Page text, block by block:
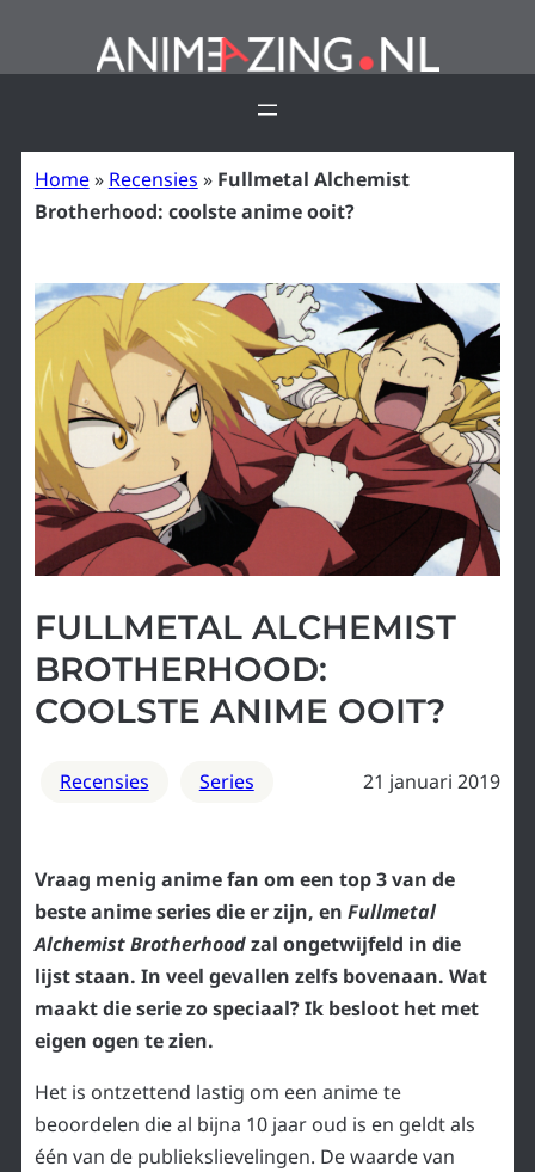
Home» Recensies » Fullmetal Alchemist
Brotherhood: coolste anime ooit?
FULLMETAL ALCHEMIST
BROTHERHOOD:
COOLSTE ANIME OOIT?
Recensies Series 21 januari 2019
Vraag menig anime fan om een top 3 van de
beste anime series die er zijn, en Fullmetal
Alchemist Brotherhoodzal ongetwijfeld in die
lijst staan. In veel gevallen zelfs bovenaan. Wat
maakt die serie zo speciaal? Ik besloot het met
eigen ogen te zien.
Het is ontzettend lastig om een anime te
beoordelen die al bijna 10 jaar oud is en geldt als
één van de publiekslievelingen. De waarde van